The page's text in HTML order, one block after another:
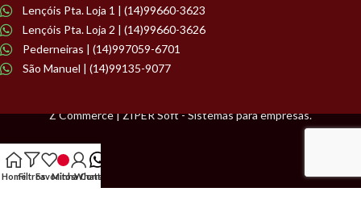
Lençóis Pta. Loja 1 | (14)99660-3623
Lençóis Pta. Loja 2 | (14)99660-3626
Pederneiras | (14)997059-6701
São Manuel | (14)99135-9077
Z Commerce | ZIPER Soft - Sistemas para empresas.
HomeFiltrosFavoritos
Minha Conta
WhatsApp